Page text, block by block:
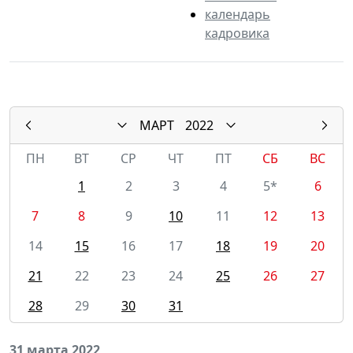
календарь
кадровика
МАРТ
2022
ПН
ВТ СР ЧТ ПТ СБ
ВС
1
2 3 4 5*
6
7
8 9 10 11 12
13
14
15 16 17 18 19
20
21
22 23 24 25 26
27
28
29 30 31